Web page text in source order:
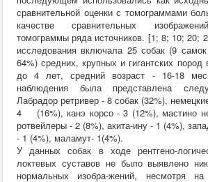
сравнительной оценки с томограммами
качестве сравнительных
томограммы ряда источников. [1; 8; 10; 20;
исследования включала 25 собак (9
64%) средних, крупных и гигантских пород
до 4 лет, средний возраст - 16-18 мес.
наблюдения была представлена
Лабрадор ретривер - 8 собак (32%),
4 (16%), канэ корсо - 3 (12%), мастино
ротвейлеры - 2 (8%), акита-ину - 1 (4%),
- 1 (4%), маламут- 1(4%).
У данных собак в ходе рентгено-
локтевых суставов не было выявлено
нормальных изобра-жений, несмотря